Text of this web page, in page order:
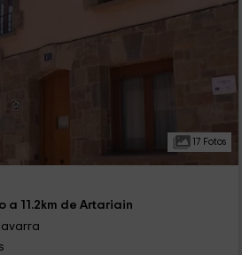
17 Fotos
11.2km de Artariain